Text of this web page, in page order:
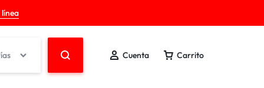
Cuenta Carrito